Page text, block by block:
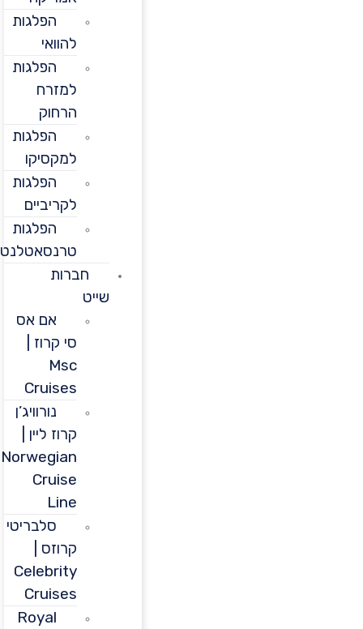
הפלגות
הפלגות
למזרח
הרחוק
הפלגות
למקסיקו
הפלגות
לקריביים
הפלגות
טרנסאטלנטיות
חברות
אם אס
סי קרוז |
Cruises
נורוויג’ן
קרוז ליין |
Norwegian
Cruise
סלבריטי
קרוזס |
Celebrity
Cruises
Royal